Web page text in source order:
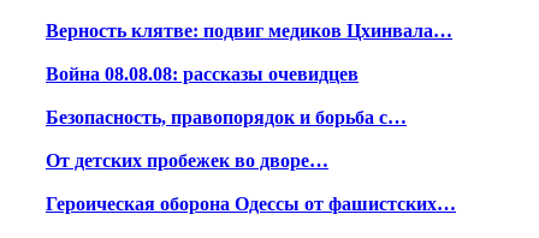
Верность клятве: подвиг медиков Цхинвала…
Война 08.08.08: рассказы очевидцев
Безопасность, правопорядок и борьба с…
От детских пробежек во дворе…
Героическая оборона Одессы от фашистских…